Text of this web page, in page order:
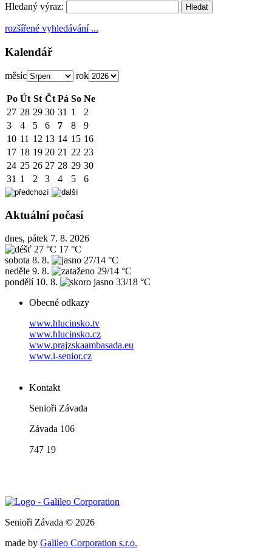
Hledaný výraz:
rozšířené vyhledávání ...
Kalendář
měsíc rok
Po Út St Čt Pá So Ne
27 28 29 30 31 1
2
3
4 5 6 7 8
9
10 11 12 13 14 15 16
17 18 19 20 21 22 23
24 25 26 27 28 29 30
31 1 2 3 4 5 6
Aktuální počasí
dnes, pátek 7. 8. 2026
27 °C 17 °C
sobota 8. 8.
27/14 °C
neděle 9. 8.
29/14 °C
pondělí 10. 8.
33/18 °C
Obecné odkazy
www.hlucinsko.tv
www.hlucinsko.cz
www.prajzskaambasada.eu
www.i-senior.cz
Kontakt
Senioři Závada
Závada 106
747 19
Senioři Závada © 2026
made by Galileo Corporation s.r.o.